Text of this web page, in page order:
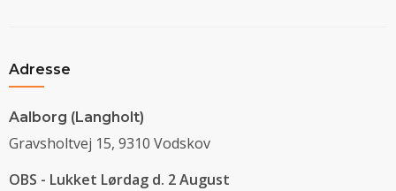
Adresse
Aalborg (Langholt)
Gravsholtvej 15, 9310 Vodskov
OBS - Lukket Lørdag d. 2 August